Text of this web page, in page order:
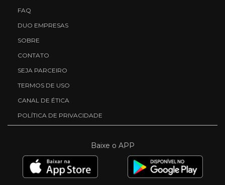
FAQ
DUO EMPRESAS
SOBRE
CONTATO
SEJA PARCEIRO
TERMOS DE USO
CANAL DE ÉTICA
POLÍTICA DE PRIVACIDADE
Baixe o APP